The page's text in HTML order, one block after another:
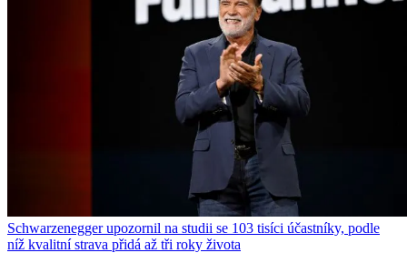
Schwarzenegger upozornil na studii se 103 tisíci účastníky, podle
níž kvalitní strava přidá až tři roky života